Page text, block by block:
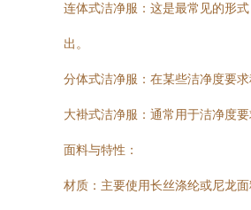
连体式洁净服：这是最常见的形
出。
分体式洁净服：在某些洁净度要
大褂式洁净服：通常用于洁净度
面料与特性：
材质：主要使用长丝涤纶或尼龙